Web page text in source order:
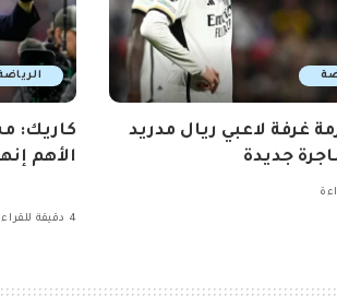
غرفة لاعبي ريال مدريد
جديدة
كاريك:
الأهم
4 دقيقة للقراءة